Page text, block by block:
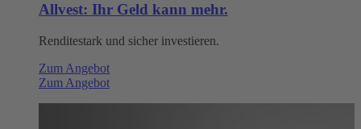
Allvest: Ihr Geld kann mehr.
Renditestark und sicher investieren.
Zum Angebot
Zum Angebot